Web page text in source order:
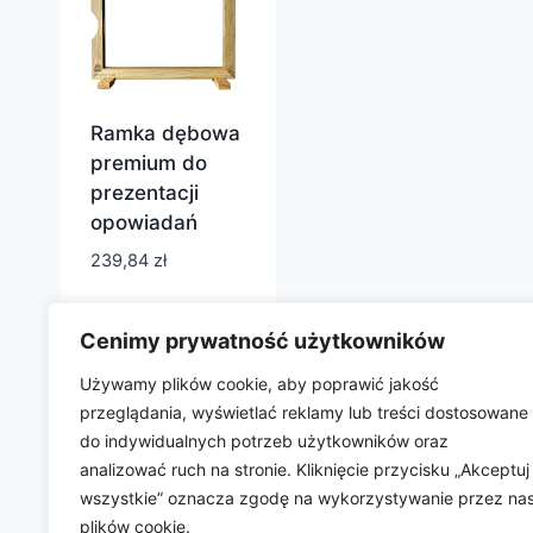
Cenimy prywatność użytkowników
Używamy plików cookie, aby poprawić jakość
przeglądania, wyświetlać reklamy lub treści dostosowane
do indywidualnych potrzeb użytkowników oraz
analizować ruch na stronie. Kliknięcie przycisku „Akceptuj
wszystkie” oznacza zgodę na wykorzystywanie przez
plików cookie.
Ramka dębowa
premium do
prezentacji
opowiadań
239,84 zł